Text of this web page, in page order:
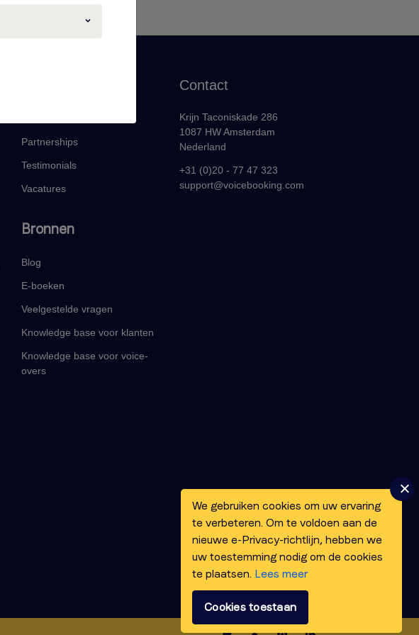
Partnerships
Testimonials
Vacatures
Bronnen
Blog
E-boeken
Veelgestelde vragen
Knowledge base voor klanten
Knowledge base voor voice-
overs
Contact
Krijn Taconiskade 286
1087 HW Amsterdam
Nederland
+31 (0)20 - 77 47 323
support@voicebooking.com
We gebruiken cookies om uw ervaring
te verbeteren. Om te voldoen aan de
nieuwe e-Privacy-richtlijn, hebben we
uw toestemming nodig om de cookies
te plaatsen. Lees meer
Cookies toestaan